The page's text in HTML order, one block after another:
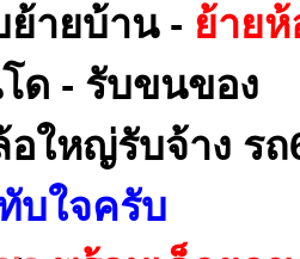
ย้ายบ้าน - ย้ายห้
ด - รับขนของ
ใหญ่รับจ้าง รถ
บใจครับ